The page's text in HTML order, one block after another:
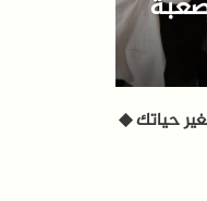
ستغير حياتك ◆